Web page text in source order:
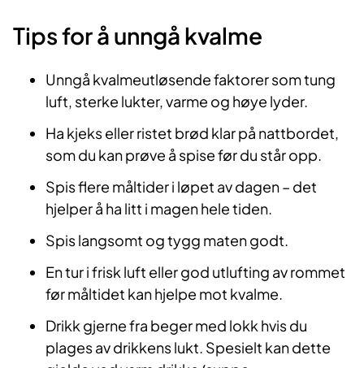
Tips for å unngå kvalme
Unngå kvalmeutløsende faktorer som tung
luft, sterke lukter, varme og høye lyder.
​Ha kjeks eller ristet brød klar på nattbordet,
som du kan prøve å spise før du står opp.
Spis flere måltider i løpet av dagen – det
hjelper å ha litt i magen hele tiden.
Spis langsomt og tygg maten godt.
En tur i frisk luft eller god utlufting av rommet
før måltidet kan hjelpe mot kvalme.
Drikk gjerne fra beger med lokk hvis du
plages av drikkens lukt. Spesielt kan dette